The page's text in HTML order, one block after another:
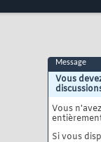
Message
Vous
Vous
Si vous